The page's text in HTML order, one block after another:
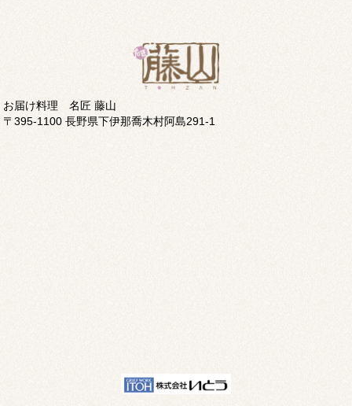
お届け料理 名匠 藤山
〒395-1100 長野県下伊那喬木村阿島291-1